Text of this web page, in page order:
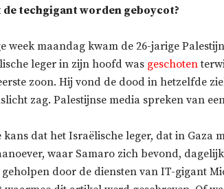
de techgigant worden geboycot?
week maandag kwam de 26-jarige
leger in zijn hoofd was geschoten
zoon. Hij vond de dood in hetzelfde
zag. Palestijnse media spreken van
kans dat het Israëlische leger, dat in Gaza
waar Samaro zich bevond,
door de diensten van IT-gigant